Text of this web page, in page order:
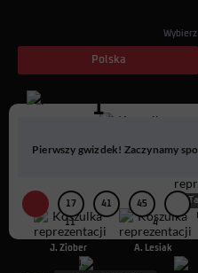
Polska
1
11
J. Ziober
4
A. Lesiak
R. Kosecki
Pierwszy gwizdek! Zaczynamy
17 41 45